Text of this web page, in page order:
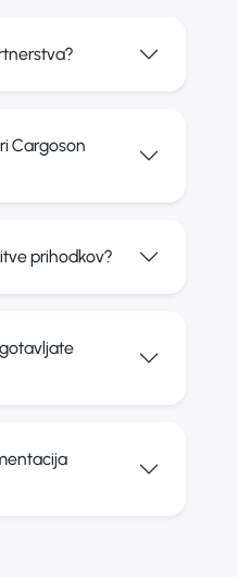
Cargoson
prihodkov?